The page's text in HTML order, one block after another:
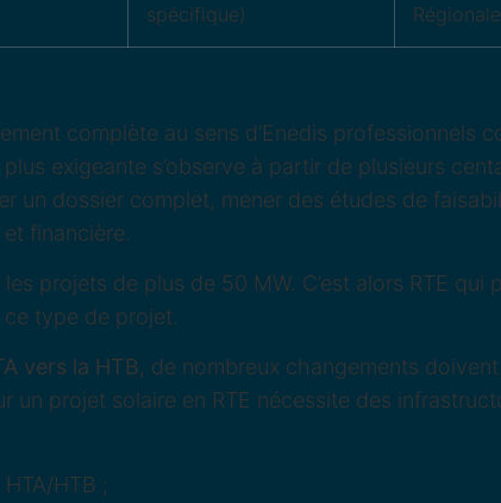
spécifique)
complète au sens d’Enedis professionnels
exigeante s’observe à partir de plusieurs
un dossier complet, mener des études de
financière.
projets de plus de 50 MW. C’est alors RTE qui
ce type de projet.
vers la HTB, de nombreux changements
un projet solaire en RTE nécessite des
HTB ;